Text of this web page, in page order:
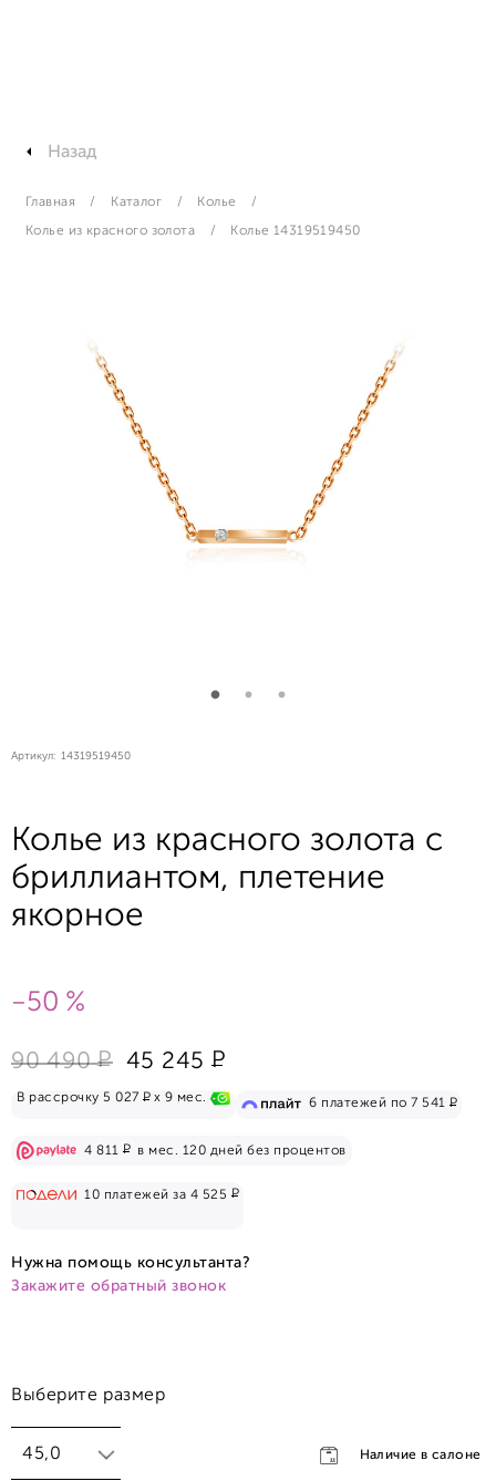
Назад
Главная Каталог Колье
Колье из красного золота Колье 14319519450
Артикул: 14319519450
Колье из красного золота с
бриллиантом, плетение
якорное
-50 %
90 490 Р 45 245 Р
В рассрочку 5 027 Рx 9 мес. 6 платежей по 7 541 Р
4 811 Рв мес. 120 дней без процентов
10 платежей за 4 525 Р
Нужна помощь консультанта?
Закажите обратный звонок
Выберите размер
45,0 Наличие в салоне